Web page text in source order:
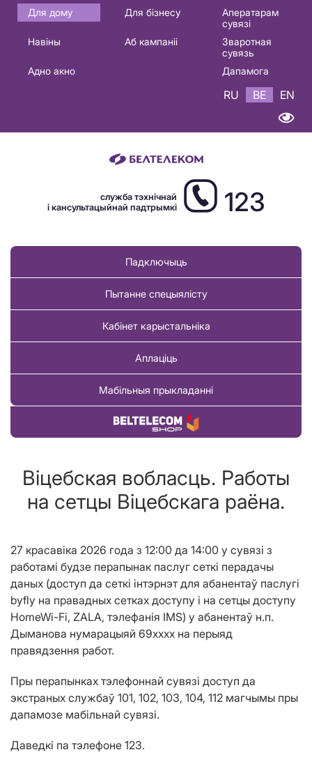
Основная
навигация
Для дому Для бізнесу
Аператарам
сувязі
Навіны
Аб кампаніі
Зваротная
сувязь
Адно акно
Дапамога
RU BE EN
служба тэхнічнай
і кансультацыйнай падтрымкі
123
Падключыць
Пытанне спецыялісту
Кабінет карыстальніка
Аплаціць
Мабільныя прыкладанні
Купіць тавар
Віцебская вобласць. Работы
на сетцы Вiцебскага раёна.
27 красавiка 2026 года з 12:00 да 14:00 у сувязі з
работамі будзе перапынак паслуг сеткі перадачы
даных (доступ да сеткі інтэрнэт для абанентаў паслугі
byfly на правадных сетках доступу і на сетцы доступу
HomeWi-Fi, ZALA, тэлефанiя IMS) у абанентаў н.п.
Дыманова нумарацыяй 69хххх на перыяд
правядзення работ.
Пры перапынках тэлефоннай сувязі доступ да
экстраных службаў 101, 102, 103, 104, 112 магчымы пры
дапамозе мабільнай сувязі.
Даведкі па тэлефоне 123.